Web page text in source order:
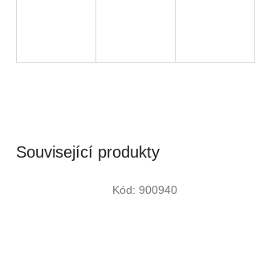
Související produkty
Kód: 900940